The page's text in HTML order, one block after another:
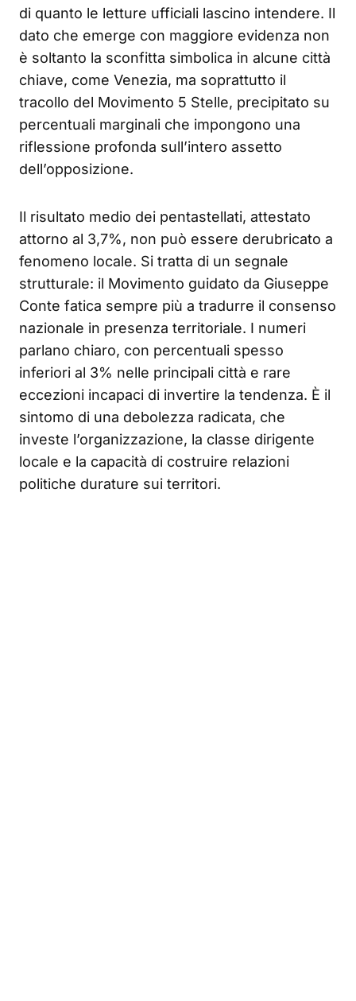
di quanto le letture ufficiali lascino intendere. Il
dato che emerge con maggiore evidenza non
è soltanto la sconfitta simbolica in alcune città
chiave, come Venezia, ma soprattutto il
tracollo del Movimento 5 Stelle, precipitato su
percentuali marginali che impongono una
riflessione profonda sull’intero assetto
dell’opposizione.
Il risultato medio dei pentastellati, attestato
attorno al 3,7%, non può essere derubricato a
fenomeno locale. Si tratta di un segnale
strutturale: il Movimento guidato da Giuseppe
Conte fatica sempre più a tradurre il consenso
nazionale in presenza territoriale. I numeri
parlano chiaro, con percentuali spesso
inferiori al 3% nelle principali città e rare
eccezioni incapaci di invertire la tendenza. È il
sintomo di una debolezza radicata, che
investe l’organizzazione, la classe dirigente
locale e la capacità di costruire relazioni
politiche durature sui territori.